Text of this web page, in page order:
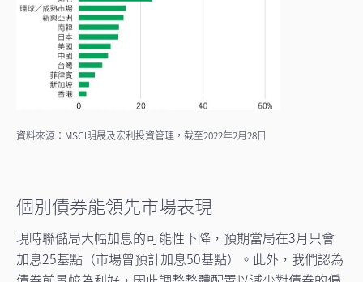
資料來源：MSCI明晟及宏利投資管理，截至2022年2月28日
個別債券能領先市場表現
現時聯儲局大幅加息的可能性下降，預期當局在3月只會
加息25基點（市場曾預計加息50基點）。此外，我們認為